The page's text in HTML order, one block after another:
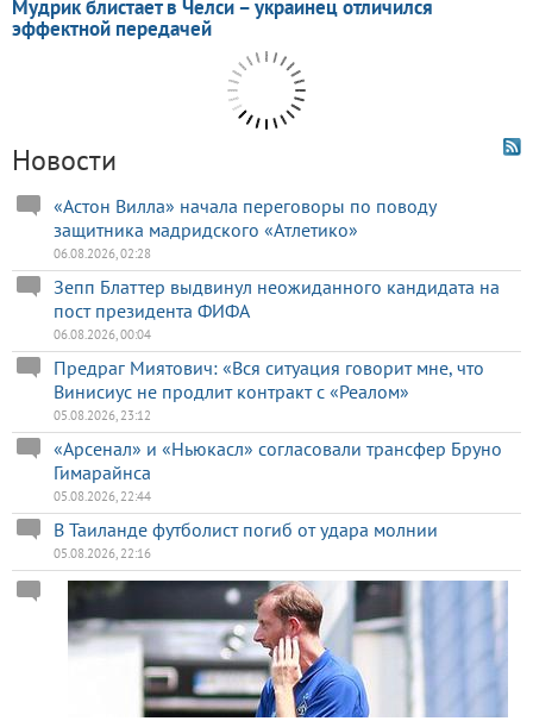
Новости
«Астон Вилла» начала переговоры по поводу
защитника мадридского «Атлетико»
06.08.2026, 02:28
Зепп Блаттер выдвинул неожиданного кандидата на
пост президента ФИФА
06.08.2026, 00:04
Предраг Миятович: «Вся ситуация говорит мне, что
Винисиус не продлит контракт с «Реалом»
05.08.2026, 23:12
«Арсенал» и «Ньюкасл» согласовали трансфер Бруно
Гимарайнса
05.08.2026, 22:44
В Таиланде футболист погиб от удара молнии
05.08.2026, 22:16